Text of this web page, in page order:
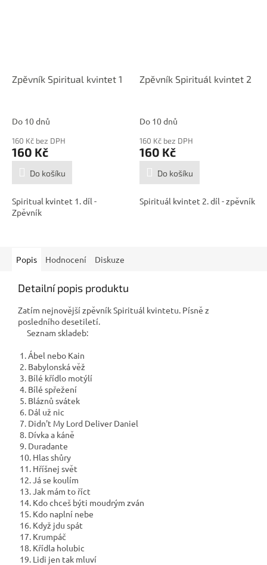
Zpěvník Spiritual kvintet 1
Do 10 dnů
160 Kč bez DPH
160 Kč
Do košíku
Spiritual kvintet 1. díl -
Zpěvník
Zpěvník Spirituál kvintet 2
Do 10 dnů
160 Kč bez DPH
160 Kč
Do košíku
Spirituál kvintet 2. díl - zpěvník
Popis Hodnocení Diskuze
Detailní popis produktu
Zatím nejnovější zpěvník Spirituál kvintetu. Písně z
posledního desetiletí.
Seznam skladeb:
1. Ábel nebo Kain
2. Babylonská věž
3. Bílé křídlo motýlí
4. Bílé spřežení
5. Bláznů svátek
6. Dál už nic
7. Didn't My Lord Deliver Daniel
8. Dívka a káně
9. Duradante
10. Hlas shůry
11. Hříšnej svět
12. Já se koulím
13. Jak mám to říct
14. Kdo chceš býti moudrým zván
15. Kdo naplní nebe
16. Když jdu spát
17. Krumpáč
18. Křídla holubic
19. Lidi jen tak mluví